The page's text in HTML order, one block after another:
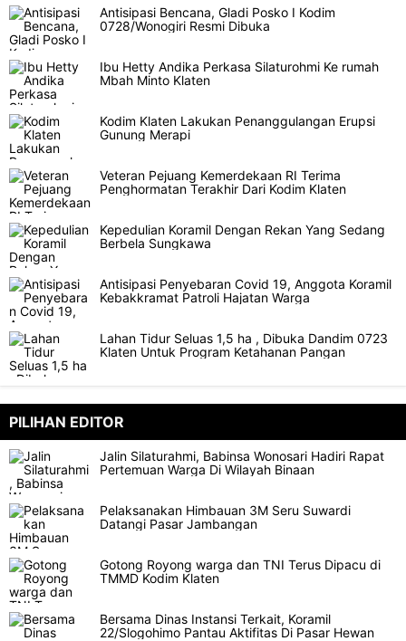
Antisipasi Bencana, Gladi Posko I Kodim
0728/Wonogiri Resmi Dibuka
Ibu Hetty Andika Perkasa Silaturohmi Ke rumah
Mbah Minto Klaten
Kodim Klaten Lakukan Penanggulangan Erupsi
Gunung Merapi
Veteran Pejuang Kemerdekaan RI Terima
Penghormatan Terakhir Dari Kodim Klaten
Kepedulian Koramil Dengan Rekan Yang Sedang
Berbela Sungkawa
Antisipasi Penyebaran Covid 19, Anggota Koramil
Kebakkramat Patroli Hajatan Warga
Lahan Tidur Seluas 1,5 ha , Dibuka Dandim 0723
Klaten Untuk Program Ketahanan Pangan
PILIHAN EDITOR
Jalin Silaturahmi, Babinsa Wonosari Hadiri Rapat
Pertemuan Warga Di Wilayah Binaan
Pelaksanakan Himbauan 3M Seru Suwardi
Datangi Pasar Jambangan
Gotong Royong warga dan TNI Terus Dipacu di
TMMD Kodim Klaten
Bersama Dinas Instansi Terkait, Koramil
22/Slogohimo Pantau Aktifitas Di Pasar Hewan